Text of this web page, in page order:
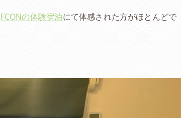
FCONの体験宿泊にて体感された方がほとんどで